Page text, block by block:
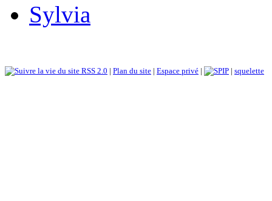
Sylvia
RSS 2.0 | Plan du site | Espace privé | | squelette